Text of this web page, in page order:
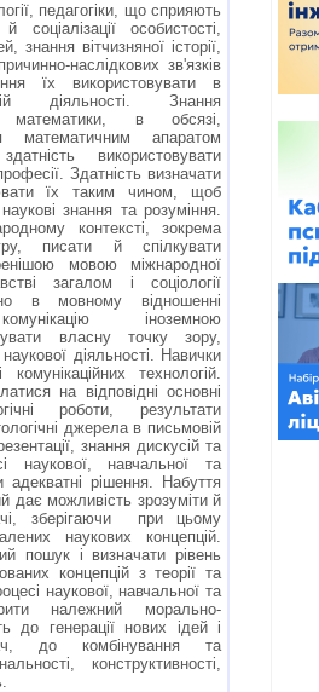
педагогіки, що сприяють
соціалізації особистості,
знання вітчизняної історії,
наслідкових зв'язків
їх використовувати в
діяльності. Знання
математики, в обсязі,
математичним апаратом
використовувати
Здатність визначати
їх таким чином, щоб
знання та розуміння.
контексті, зокрема
писати й спілкувати
мовою міжнародної
загалом і соціології
в мовному відношенні
іноземною
власну точку зору,
діяльності. Навички
технологій.
на відповідні основні
роботи, результати
джерела в письмовій
знання дискусій та
наукової, навчальної та
адекватні рішення. Набуття
дає можливість зрозуміти й
зберігаючи при цьому
наукових концепцій.
пошук і визначати рівень
концепцій з теорії та
наукової, навчальної та
належний морально-
до генерації нових ідей і
до комбінування та
конструктивності,